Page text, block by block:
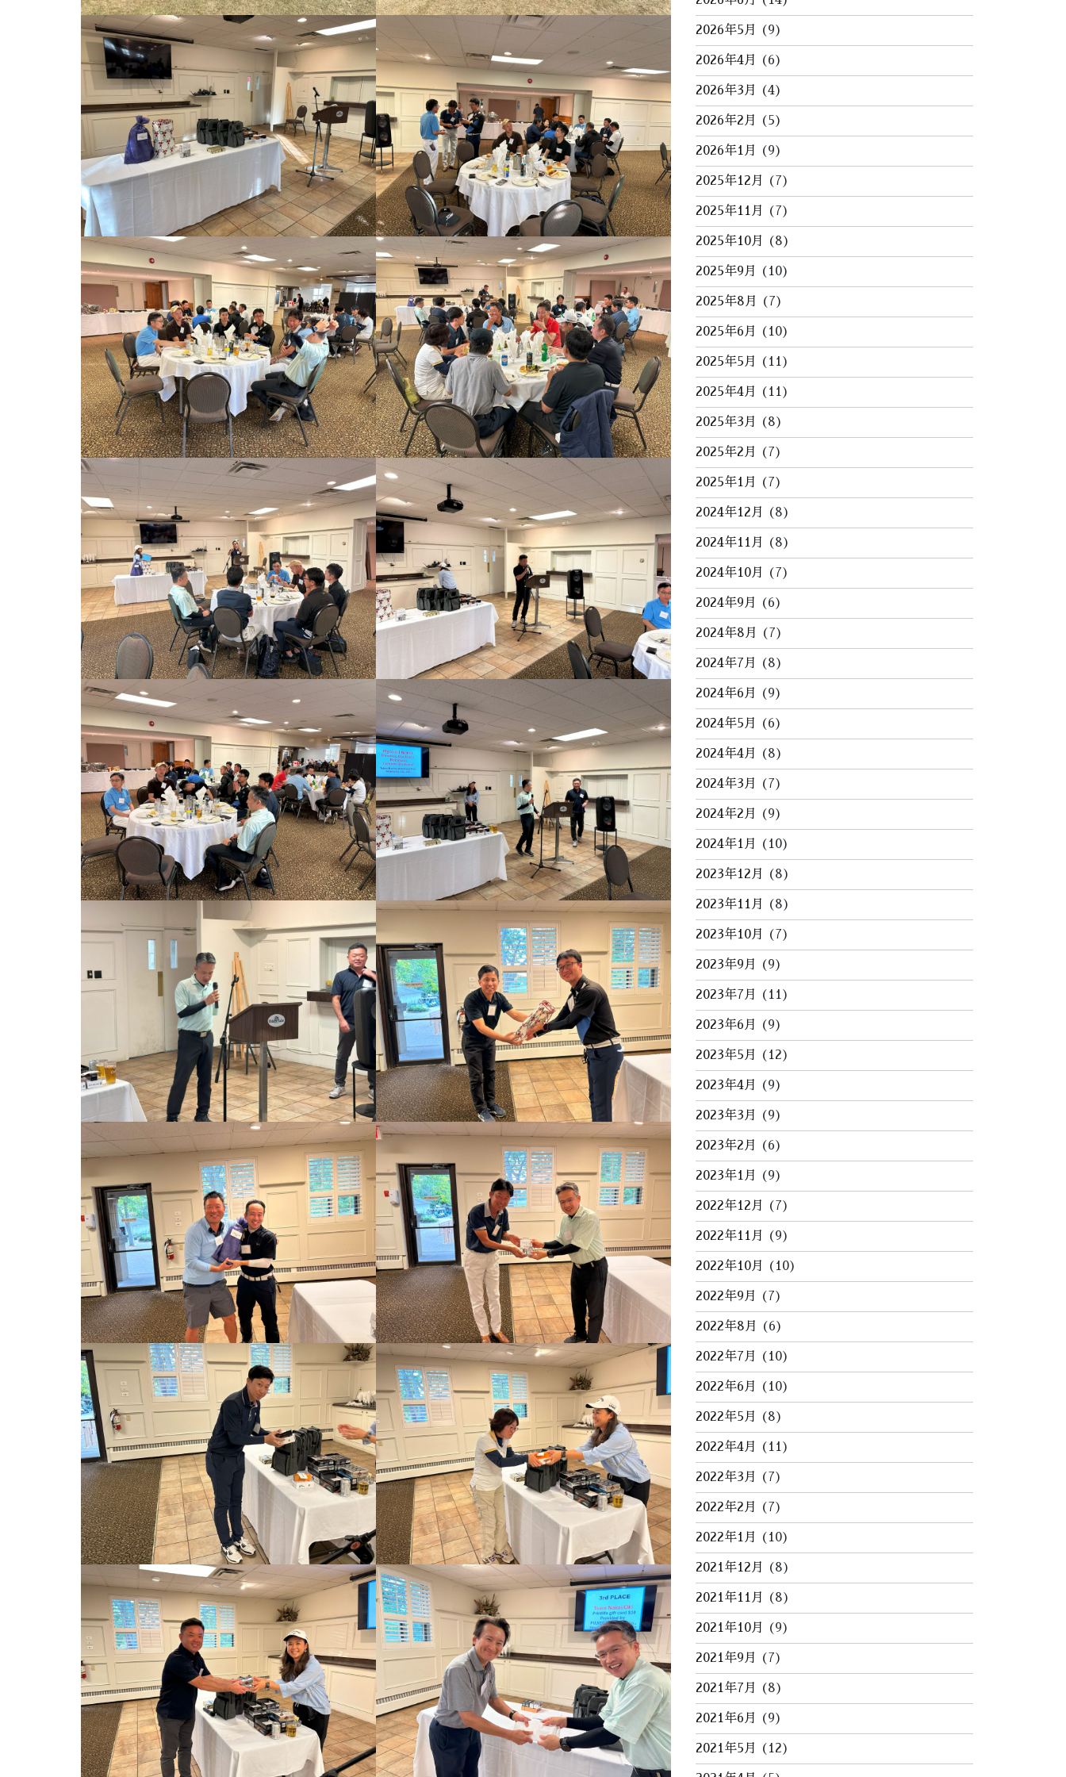
2026年5月 (9)
2026年4月 (6)
2026年3月 (4)
2026年2月 (5)
2026年1月 (9)
2025年12月 (7)
2025年11月 (7)
2025年10月 (8)
2025年9月 (10)
2025年8月 (7)
2025年6月 (10)
2025年5月 (11)
2025年4月 (11)
2025年3月 (8)
2025年2月 (7)
2025年1月 (7)
2024年12月 (8)
2024年11月 (8)
2024年10月 (7)
2024年9月 (6)
2024年8月 (7)
2024年7月 (8)
2024年6月 (9)
2024年5月 (6)
2024年4月 (8)
2024年3月 (7)
2024年2月 (9)
2024年1月 (10)
2023年12月 (8)
2023年11月 (8)
2023年10月 (7)
2023年9月 (9)
2023年7月 (11)
2023年6月 (9)
2023年5月 (12)
2023年4月 (9)
2023年3月 (9)
2023年2月 (6)
2023年1月 (9)
2022年12月 (7)
2022年11月 (9)
2022年10月 (10)
2022年9月 (7)
2022年8月 (6)
2022年7月 (10)
2022年6月 (10)
2022年5月 (8)
2022年4月 (11)
2022年3月 (7)
2022年2月 (7)
2022年1月 (10)
2021年12月 (8)
2021年11月 (8)
2021年10月 (9)
2021年9月 (7)
2021年7月 (8)
2021年6月 (9)
2021年5月 (12)